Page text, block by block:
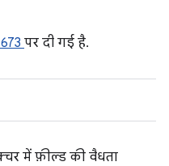
पर दी गई है.
में फ़ील्ड की वैधता